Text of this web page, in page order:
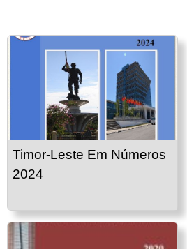
Timor-Leste Em Números
2024